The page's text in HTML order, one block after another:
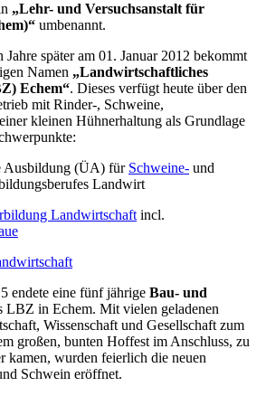
„Lehr- und Versuchsanstalt für
umbenannt.
Jahre später am 01. Januar 2012 bekommt
Namen „Landwirtschaftliches
Echem“. Dieses verfügt heute über den
mit Rinder-, Schweine,
kleinen Hühnerhaltung als Grundlage
(ÜA) für Schweine- und
Landwirt
Landwirtschaft incl.
endete eine fünf jährige Bau- und
LBZ in Echem. Mit vielen geladenen
Wissenschaft und Gesellschaft zum
großen, bunten Hoffest im Anschluss, zu
kamen, wurden feierlich die neuen
Schwein eröffnet.